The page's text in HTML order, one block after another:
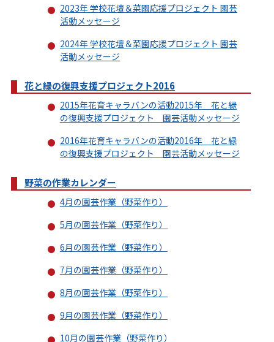
2023年 学校花壇＆菜園応援プロジェクト 園芸
活動メッセージ
2024年 学校花壇＆菜園応援プロジェクト 園芸
活動メッセージ
花と緑の復興支援プロジェクト2016
2015年花育キャラバンの活動2015年 花と緑
の復興支援プロジェクト 園芸活動メッセージ
2016年花育キャラバンの活動2016年 花と緑
の復興支援プロジェクト 園芸活動メッセージ
野菜の作業カレンダー
4月の園芸作業（野菜作り）
5月の園芸作業（野菜作り）
6月の園芸作業（野菜作り）
7月の園芸作業（野菜作り）
8月の園芸作業（野菜作り）
9月の園芸作業（野菜作り）
10月の園芸作業（野菜作り）